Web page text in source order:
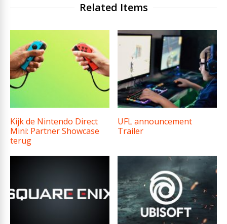
Related Items
Kijk de Nintendo Direct
Mini: Partner Showcase
terug
UFL announcement
Trailer